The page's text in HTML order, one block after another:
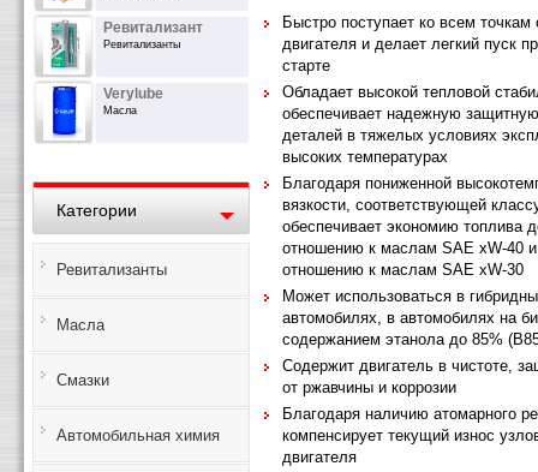
Ревитализант
Ревитализанты
Verylube
Масла
Категории
Ревитализанты
Масла
Смазки
Автомобильная химия
Быстро поступает ко всем точкам
двигателя и делает легкий пуск
старте
Обладает высокой тепловой
обеспечивает надежную
деталей в тяжелых условиях
высоких температурах
Благодаря пониженной
вязкости, соответствующей
обеспечивает экономию топлива
отношению к маслам SAE xW-40
отношению к маслам SAE xW-30
Может использоваться в
автомобилях, в автомобилях на
содержанием этанола до 85%
Содержит двигатель в чистоте,
от ржавчины и коррозии
Благодаря наличию атомарного
компенсирует текущий износ
двигателя